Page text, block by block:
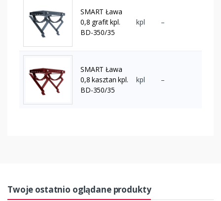
SMART Ława
0,8 grafit kpl.
BD-350/35
kpl –
SMART Ława
0,8 kasztan kpl.
BD-350/35
kpl –
Twoje ostatnio oglądane produkty